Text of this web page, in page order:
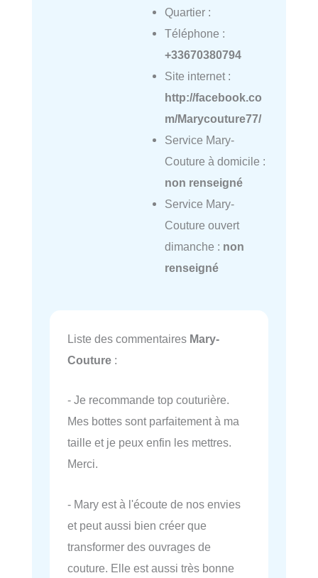
Quartier :
Téléphone :
+33670380794
Site internet :
http://facebook.co
m/Marycouture77/
Service Mary-
Couture à domicile :
non renseigné
Service Mary-
Couture ouvert
dimanche : non
renseigné
Liste des commentaires Mary-
Couture :
- Je recommande top couturière.
Mes bottes sont parfaitement à ma
taille et je peux enfin les mettres.
Merci.
- Mary est à l'écoute de nos envies
et peut aussi bien créer que
transformer des ouvrages de
couture. Elle est aussi très bonne